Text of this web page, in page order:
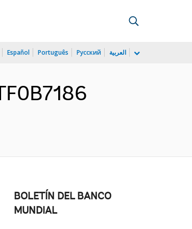
Español Português Русский العربية
BOLETÍN DEL BANCO
MUNDIAL